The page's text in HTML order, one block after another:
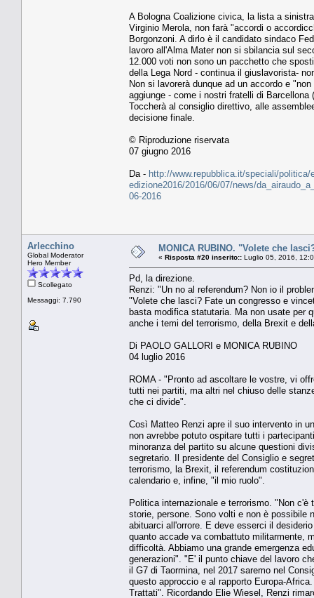
A Bologna Coalizione civica, la lista a
Virginio Merola, non farà "accordi o
Borgonzoni. A dirlo è il candidato sindaco
lavoro all'Alma Mater non si sbilancia sul
12.000 voti non sono un pacchetto che
della Lega Nord - continua il giuslavorista-
Non si lavorerà dunque ad un accordo e
aggiunge - come i nostri fratelli di
Toccherà al consiglio direttivo, alle
decisione finale.
© Riproduzione riservata
07 giugno 2016
Da - http://www.repubblica.it/speciali/politica/
edizione2016/2016/06/07/news/
06-2016
Arlecchino
Global Moderator
Hero Member
Scollegato
Messaggi: 7.790
MONICA RUBINO. "Volete che
« Risposta #20 inserito:: Luglio 05, 2016,
Pd, la direzione.
Renzi: "Un no al referendum? Non io il
"Volete che lasci? Fate un congresso e
basta modifica statutaria. Ma non usate per
anche i temi del terrorismo, della Brexit e
Di PAOLO GALLORI e MONICA RUBINO
04 luglio 2016
ROMA - "Pronto ad ascoltare le vostre, vi
tutti nei partiti, ma altri nel chiuso delle
che ci divide".
Così Matteo Renzi apre il suo intervento in
non avrebbe potuto ospitare tutti i
minoranza del partito su alcune questioni
segretario. Il presidente del Consiglio e
terrorismo, la Brexit, il referendum
calendario e, infine, "il mio ruolo".
Politica internazionale e terrorismo. "Non
storie, persone. Sono volti e non è possibile
abituarci all'orrore. E deve esserci il
quanto accade va combattuto militarmente,
difficoltà. Abbiamo una grande emergenza
generazioni". "E' il punto chiave del lavoro
il G7 di Taormina, nel 2017 saremo nel
questo approccio e al rapporto Europa-
Trattati". Ricordando Elie Wiesel, Renzi